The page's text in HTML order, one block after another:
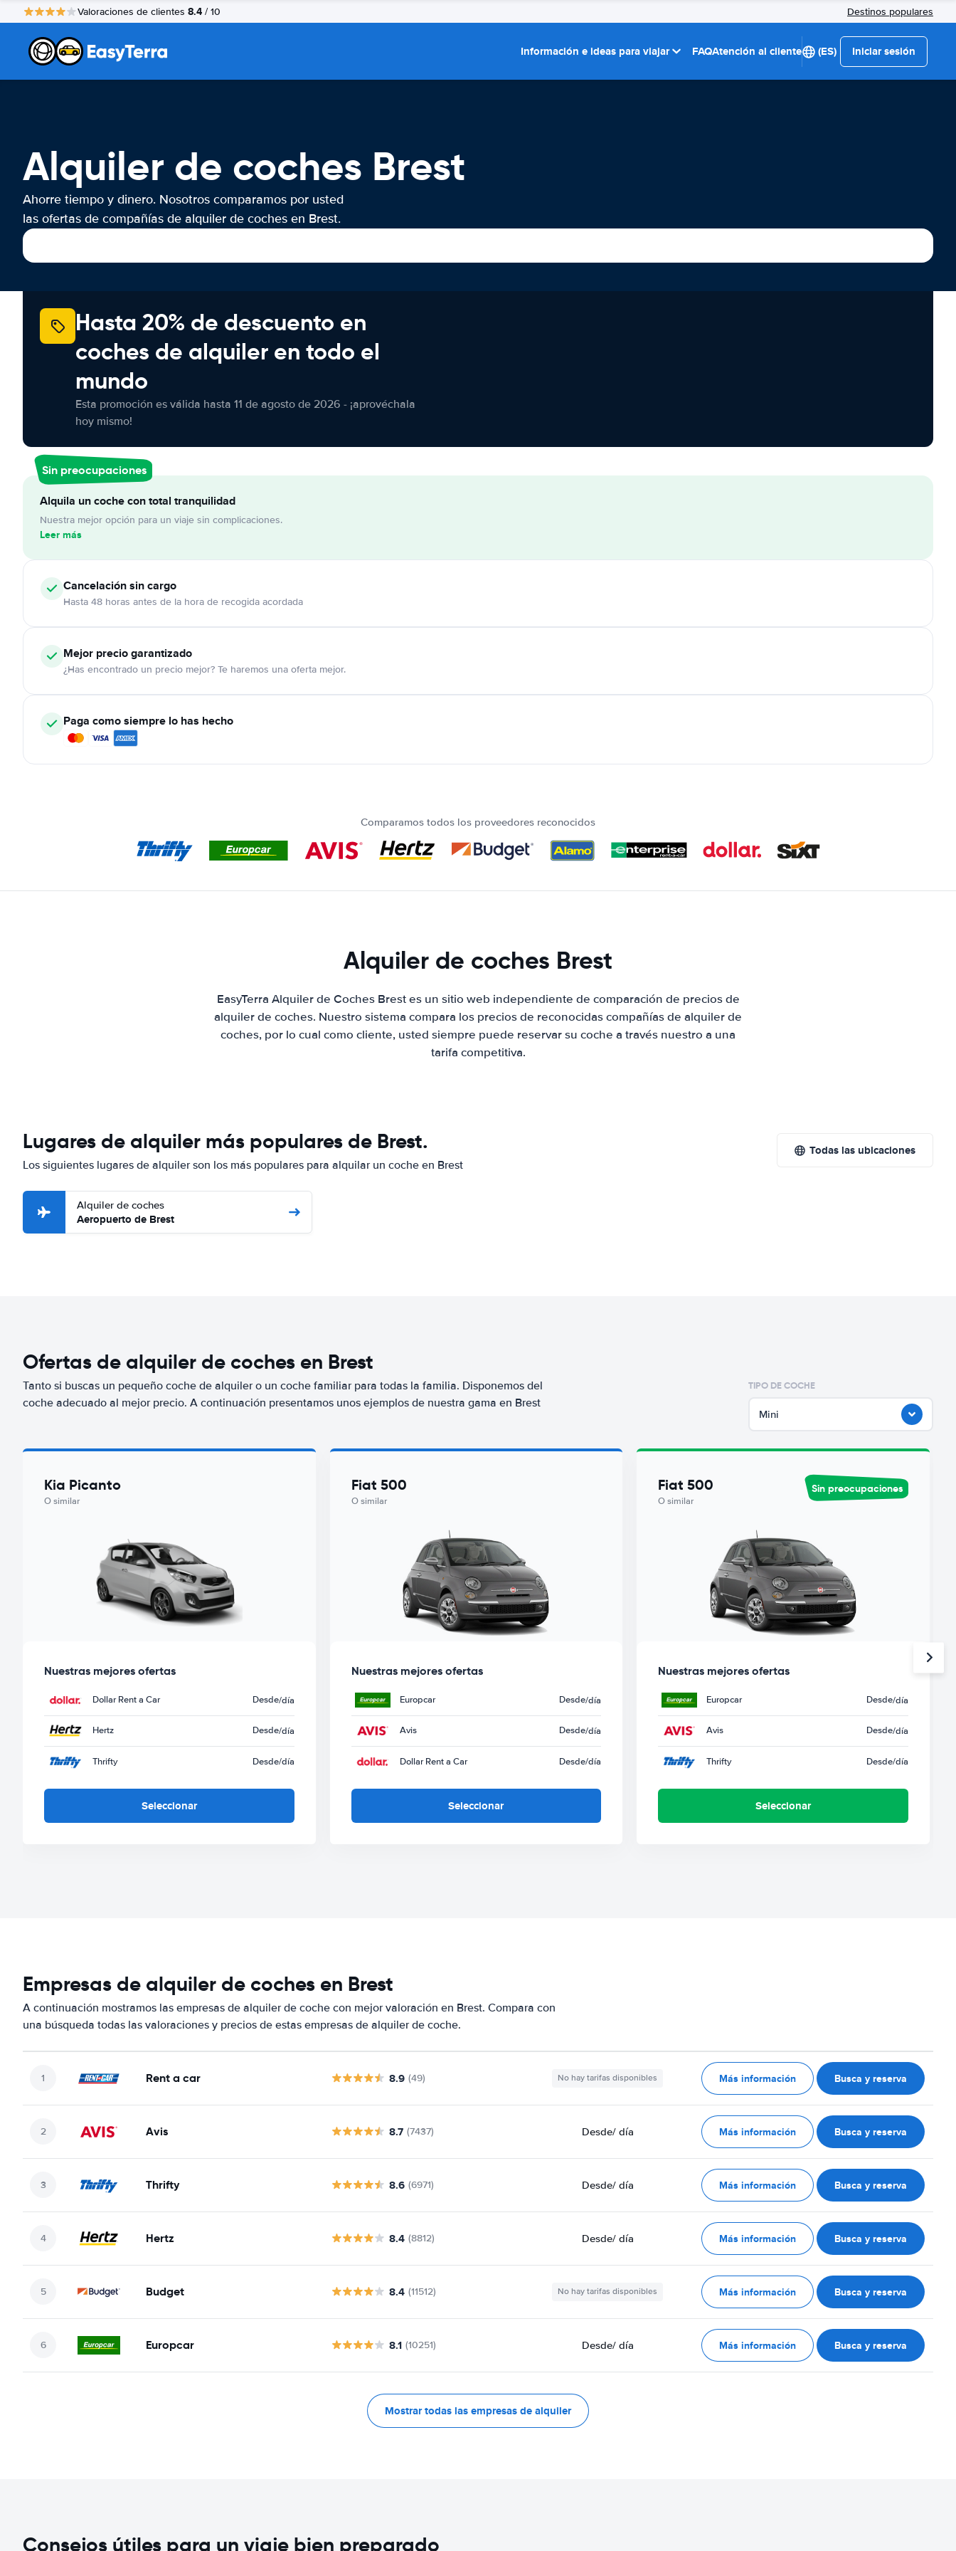
Valoraciones de clientes 8.4 / 10 Destinos populares
Información e ideas para viajar FAQAtención al cliente (ES) Iniciar sesión
Alquiler de coches Brest
Ahorre tiempo y dinero. Nosotros comparamos por usted
las ofertas de compañías de alquiler de coches en Brest.
Hasta 20% de descuento en
coches de alquiler en todo el
mundo
Esta promoción es válida hasta 11 de agosto de 2026 - ¡aprovéchala
hoy mismo!
Sin preocupaciones
Alquila un coche con total tranquilidad
Nuestra mejor opción para un viaje sin complicaciones.
Leer más
Cancelaciónsin cargo
Hasta 48 horas antes de la hora de recogida acordada
Mejor precio garantizado
¿Has encontrado un precio mejor? Te haremos una oferta mejor.
Paga como siempre lo has hecho
Comparamos todos los proveedores reconocidos
Alquiler de coches Brest
EasyTerra Alquiler de Coches Brest es un sitio web independiente de comparación de precios de
alquiler de coches. Nuestro sistema compara los precios de reconocidas compañías de alquiler de
coches, por lo cual como cliente, usted siempre puede reservar su coche a través nuestro a una
tarifa competitiva.
Lugares de alquiler más populares de Brest.
Los siguientes lugares de alquiler son los más populares para alquilar un coche en Brest
Todas las ubicaciones
Alquiler de coches
Aeropuerto de Brest
Ofertas de alquiler de coches en Brest
Tanto si buscas un pequeño coche de alquiler o un coche familiar para todas la familia. Disponemos del
coche adecuado al mejor precio. A continuación presentamos unos ejemplos de nuestra gama en Brest
TIPO DE COCHE
Mini
Kia Picanto
O similar
Nuestras mejores ofertas
Dollar Rent a Car Desde/día
Hertz Desde/día
Thrifty Desde/día
Seleccionar
Fiat 500
O similar
Nuestras mejores ofertas
Europcar Desde/día
Avis Desde/día
Dollar Rent a Car Desde/día
Seleccionar
Fiat 500
O similar
Sin preocupaciones
Nuestras mejores ofertas
Europcar Desde/día
Avis Desde/día
Thrifty Desde/día
Seleccionar
Empresas de alquiler de coches en Brest
A continuación mostramos las empresas de alquiler de coche con mejor valoración en Brest. Compara con
una búsqueda todas las valoraciones y precios de estas empresas de alquiler de coche.
Rent a car 8.9 (49) No hay tarifas disponibles Más información Busca y reserva
Avis 8.7 (7437) Desde/ día Más información Busca y reserva
Thrifty 8.6 (6971) Desde/ día Más información Busca y reserva
Hertz 8.4 (8812) Desde/ día Más información Busca y reserva
Budget 8.4 (11512) No hay tarifas disponibles Más información Busca y reserva
Europcar 8.1 (10251) Desde/ día Más información Busca y reserva
Mostrar todas las empresas de alquiler
Consejos útiles para un viaje bien preparado